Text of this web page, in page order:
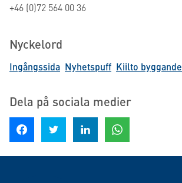
+46 (0)72 564 00 36
Nyckelord
Ingångssida Nyhetspuff Kiilto byggande
Dela på sociala medier
Dela på Facebook Dela på Twitter Dela på LinkedIn